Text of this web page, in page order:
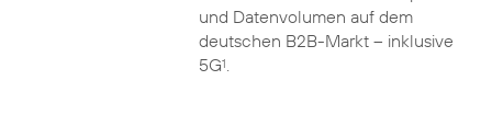
und Datenvolumen auf dem
deutschen B2B-Markt – inklusive
5G1.